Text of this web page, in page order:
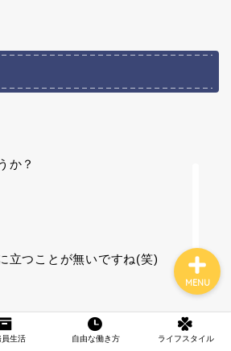
か？
立つことが無いですね(笑)
員生活 自由な働き方 ライフスタイル
MENU
税務署職員歴史